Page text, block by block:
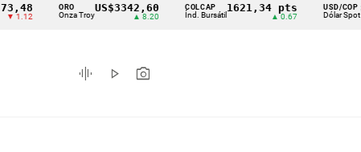
Cintillo
indicadores
económicos
ORO
Onza Troy
US$3342,60 COLCAP
Índ. Bursátil
1621,34 pts USD/COP
Dólar Spot
$4178
▲ 0.42
graphic_eq play_arrow photo_camera